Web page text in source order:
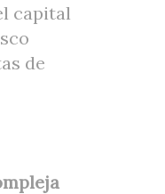
capital
de